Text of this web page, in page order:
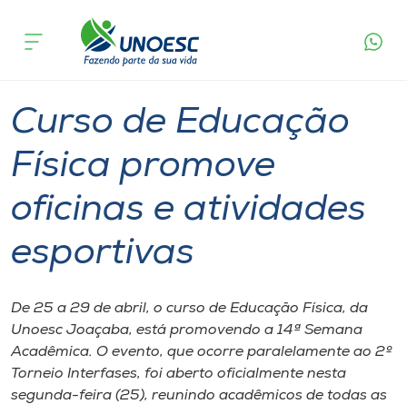
Cursos
Pesquisa
Atendimento ao Estudante
Portal de Ensino
A
Internacionalização
acontece
Curso de Educação
Física promove
oficinas e atividades
esportivas
De 25 a 29 de abril, o curso de Educação Física, da
Unoesc Joaçaba, está promovendo a 14ª Semana
Acadêmica. O evento, que ocorre paralelamente ao 2º
Torneio Interfases, foi aberto oficialmente nesta
segunda-feira (25), reunindo acadêmicos de todas as